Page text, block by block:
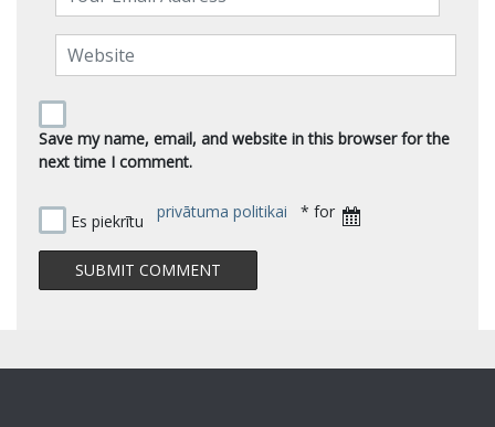
Save my name, email, and website in this browser for the
next time I comment.
Es piekrītu privātuma politikai * for